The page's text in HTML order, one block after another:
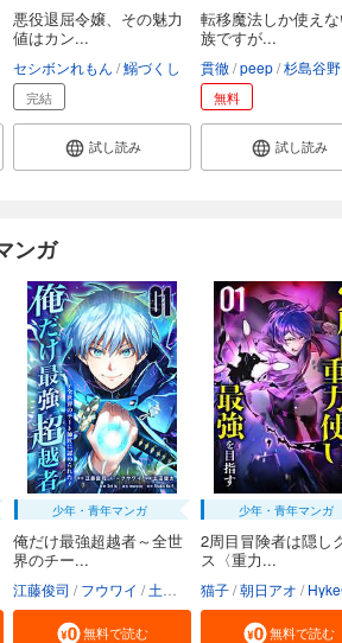
悪役退屈令嬢、その魅力
値はカン...
セシボンれもん 鰯づくし
完結
試し読み
転移魔法しか使え
族ですが...
貫徹 peep 杉島谷野
無料
試し読み
ンガ
No.9
少年・青年マンガ
俺だけ最強超越者～全世
界のチー...
江藤俊司 フウワイ 土田健太 3rd Ie maruco
無料で読む
少年・青年マンガ
2周目冒険者は隠し
ス〈重力...
猫子 朝日アオ
無料で読む